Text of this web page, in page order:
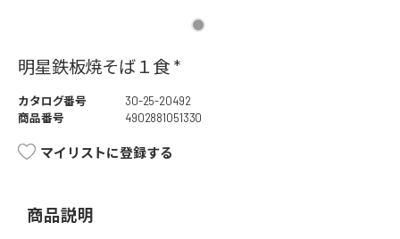
明星鉄板焼そば１食 *
カタログ番号
30-25-20492
商品番号
4902881051330
マイリストに登録する
商品説明